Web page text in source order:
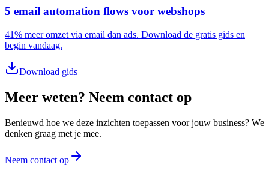
5 email automation flows voor webshops
41% meer omzet via email dan ads. Download de gratis gids en
begin vandaag.
Download gids
Meer weten? Neem contact op
Benieuwd hoe we deze inzichten toepassen voor jouw business? We
denken graag met je mee.
Neem contact op